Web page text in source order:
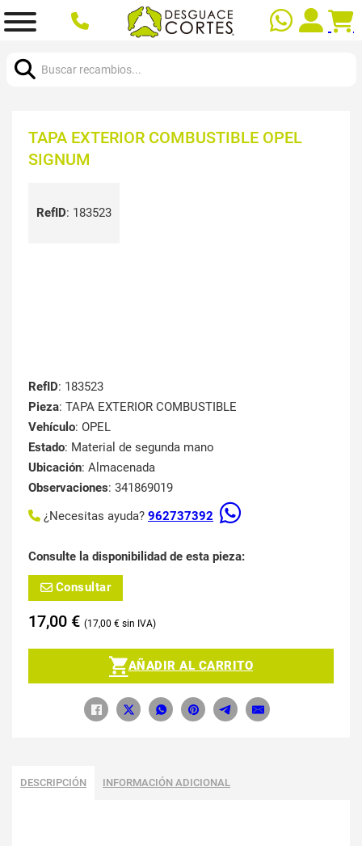
TAPA EXTERIOR COMBUSTIBLE OPEL
SIGNUM
RefID: 183523
RefID: 183523
Pieza: TAPA EXTERIOR COMBUSTIBLE
Vehículo: OPEL
Estado: Material de segunda mano
Ubicación: Almacenada
Observaciones: 341869019
¿Necesitas ayuda? 962737392
Consulte la disponibilidad de esta pieza:
Consultar
17,00 € 17,00 €
AÑADIR AL CARRITO
DESCRIPCIÓN INFORMACIÓN ADICIONAL